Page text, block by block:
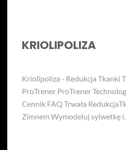
KRIOLIPOLIZA
Kriolipoliza - Redukcja Tkanki
ProTrener ProTrener
Cennik FAQ Trwała
Zimnem Wymodeluj sylwetkę